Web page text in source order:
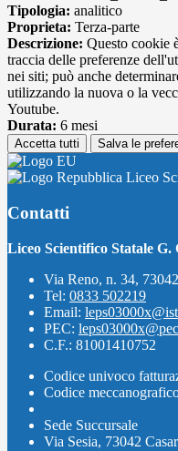
Tipologia: analitico
Proprieta: Terza-parte
Descrizione: Questo cookie
traccia delle preferenze
nei siti; può anche
utilizzando la nuova o la
Youtube.
Durata: 6 mesi
Accetta tutti Salva le
Liceo
Contatti
Liceo Scientifico Statale
Via Reno, n. 34,
Tel: 0833 502219
Email:
PEC:
C.F.: 81001410752
Codice univoco
Codice
Sede Succursale
Via Sesia, 73042